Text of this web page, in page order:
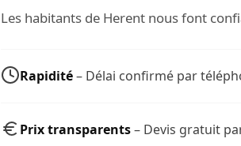
Les habitants de Herent nous font
Rapidité– Délai confirmé par
Prix transparents– Devis gratuit